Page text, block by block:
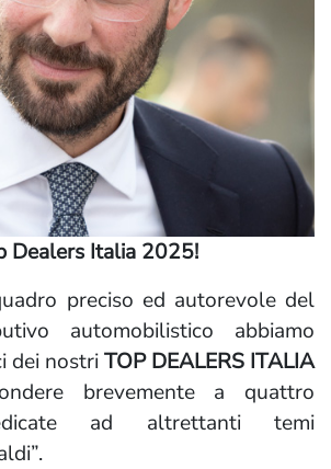
Dealers Italia 2025!
preciso ed autorevole del
automobilistico abbiamo
dei nostriTOP DEALERS ITALIA
brevemente a quattro
ad altrettanti temi